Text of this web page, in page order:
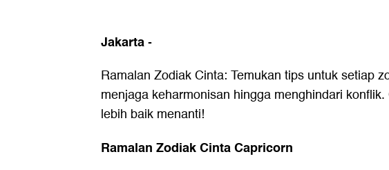
Jakarta-
Ramalan Zodiak Cinta: Temukan tips untuk setiap
menjaga keharmonisan hingga menghindari
lebih baik menanti!
Ramalan Zodiak Cinta Capricorn